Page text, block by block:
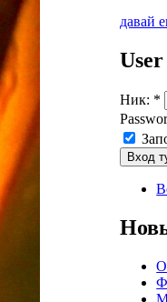
давай
Ник: *